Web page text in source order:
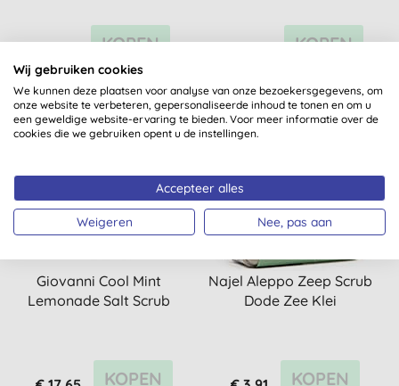
KOPEN KOPEN
Giovanni Cool Mint
Lemonade Salt Scrub
KOPEN
Najel Aleppo Zeep Scrub
Dode Zee Klei
KOPEN
Wij gebruiken cookies
We kunnen deze plaatsen voor analyse van onze bezoekersgegevens, om
onze website te verbeteren, gepersonaliseerde inhoud te tonen en om u
een geweldige website-ervaring te bieden. Voor meer informatie over de
cookies die we gebruiken opent u de instellingen.
Accepteer alles
Weigeren Nee, pas aan